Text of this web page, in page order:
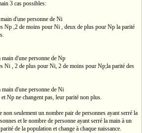
3 cas possibles:
d'une personne de Ni
Np ,2 de moins pour Ni , deux de plus pour Np la parité
d'une personne de Np
Ni , 2 de plus pour Ni, 2 de moins pour Np;la parité des
d'une personne de Ni
Np ne changent pas, leur parité non plus.
seulement un nombre pair de personnes ayant serré la
et le nombre de personne ayant serré la main à un
de la population et change à chaque naissance.